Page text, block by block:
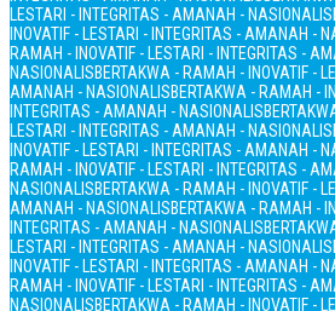
LESTARI - INTEGRITAS - AMANAH - NASIONALIS
INOVATIF - LESTARI - INTEGRITAS - AMANAH -
RAMAH - INOVATIF - LESTARI - INTEGRITAS -
NASIONALISBERTAKWA - RAMAH - INOVATIF -
AMANAH - NASIONALISBERTAKWA - RAMAH -
INTEGRITAS - AMANAH - NASIONALIS
LESTARI - INTEGRITAS - AMANAH - NASIONALIS
INOVATIF - LESTARI - INTEGRITAS - AMANAH -
RAMAH - INOVATIF - LESTARI - INTEGRITAS -
NASIONALISBERTAKWA - RAMAH - INOVATIF -
AMANAH - NASIONALISBERTAKWA - RAMAH -
INTEGRITAS - AMANAH - NASIONALIS
LESTARI - INTEGRITAS - AMANAH - NASIONALIS
INOVATIF - LESTARI - INTEGRITAS - AMANAH -
RAMAH - INOVATIF - LESTARI - INTEGRITAS -
NASIONALISBERTAKWA - RAMAH - INOVATIF -